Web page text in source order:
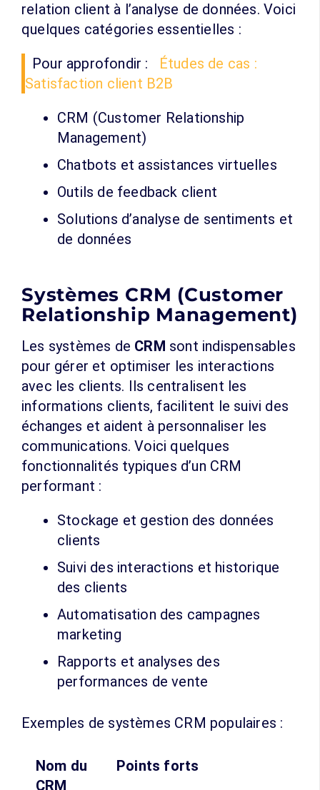
relation client à l’analyse de données. Voici
quelques catégories essentielles :
Pour approfondir :
Études de cas :
Satisfaction client B2B
CRM (Customer Relationship
Management)
Chatbots et assistances virtuelles
Outils de feedback client
Solutions d’analyse de sentiments et
de données
Systèmes CRM (Customer
Relationship Management)
Les systèmes de CRM sont indispensables
pour gérer et optimiser les interactions
avec les clients. Ils centralisent les
informations clients, facilitent le suivi des
échanges et aident à personnaliser les
communications. Voici quelques
fonctionnalités typiques d’un CRM
performant :
Stockage et gestion des données
clients
Suivi des interactions et historique
des clients
Automatisation des campagnes
marketing
Rapports et analyses des
performances de vente
Exemples de systèmes CRM populaires :
Nom du
CRM
Points forts